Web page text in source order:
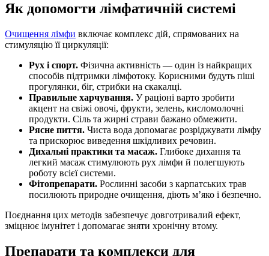
Як допомогти лімфатичній системі
Очищення лімфи включає комплекс дій, спрямованих на
стимуляцію її циркуляції:
Рух і спорт. Фізична активність — один із найкращих
способів підтримки лімфотоку. Корисними будуть піші
прогулянки, біг, стрибки на скакалці.
Правильне харчування. У раціоні варто зробити
акцент на свіжі овочі, фрукти, зелень, кисломолочні
продукти. Сіль та жирні страви бажано обмежити.
Рясне пиття. Чиста вода допомагає розріджувати лімфу
та прискорює виведення шкідливих речовин.
Дихальні практики та масаж. Глибоке дихання та
легкий масаж стимулюють рух лімфи й полегшують
роботу всієї системи.
Фітопрепарати. Рослинні засоби з карпатських трав
посилюють природне очищення, діють м’яко і безпечно.
Поєднання цих методів забезпечує довготривалий ефект,
зміцнює імунітет і допомагає зняти хронічну втому.
Препарати та комплекси для